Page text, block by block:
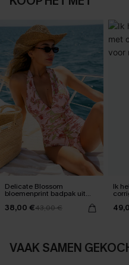
Delicate Blossom
bloemenprint badpak uit
38,00 €43,00 €
Ik
VAAK SAMEN